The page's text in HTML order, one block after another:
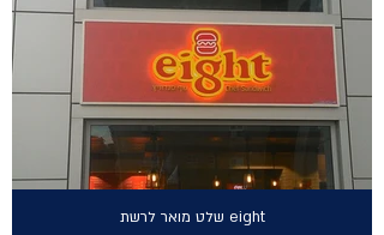
שלט מואר לרשת eight